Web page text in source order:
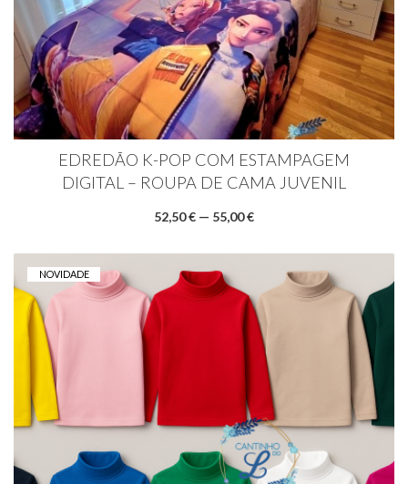
EDREDÃO K-POP COM ESTAMPAGEM
DIGITAL – ROUPA DE CAMA JUVENIL
52,50 € — 55,00 €
NOVIDADE